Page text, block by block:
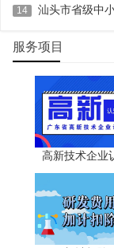
2026年企业技
核心逻辑，三
从"量的积累"迈
投机思维，聚焦
提前布局、夯实
借助国家级技术
展。
科泰集团
提供高新技术企
14 汕头市省级中小企业数字化转
服务项目
高新技术企业